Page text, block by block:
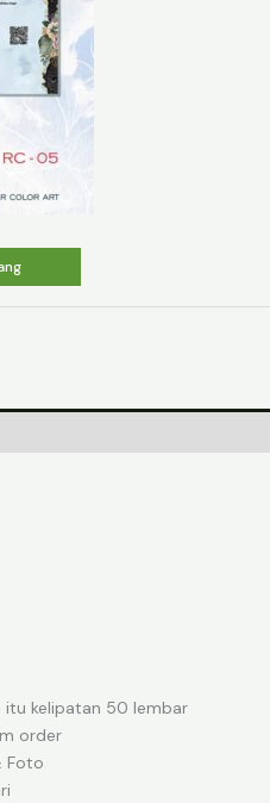
itu kelipatan 50 lembar
order
Foto